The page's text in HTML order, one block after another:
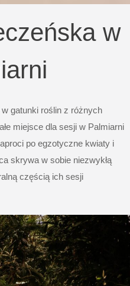
w
gatunki roślin z różnych
miejsce dla sesji w Palmiarni
po egzotyczne kwiaty i
skrywa w sobie niezwykłą
częścią ich sesji